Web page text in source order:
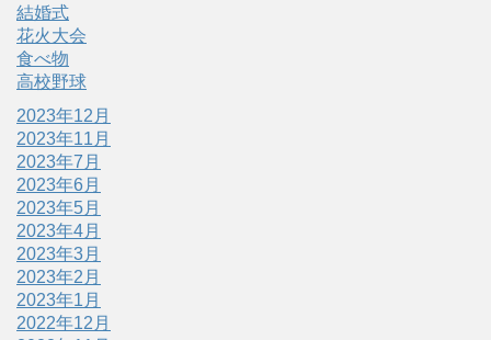
結婚式
花火大会
食べ物
高校野球
2023年12月
2023年11月
2023年7月
2023年6月
2023年5月
2023年4月
2023年3月
2023年2月
2023年1月
2022年12月